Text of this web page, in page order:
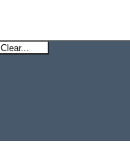
Clear...